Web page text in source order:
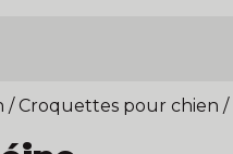
/ Croquettes pour chien /